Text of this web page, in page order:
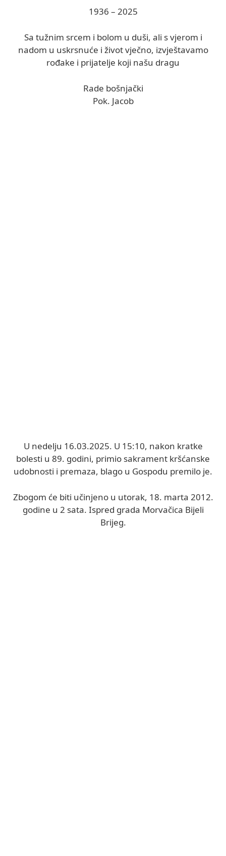
1936 – 2025
Sa tužnim srcem i bolom u duši, ali s vjerom i
nadom u uskrsnuće i život vječno, izvještavamo
rođake i prijatelje koji našu dragu
Rade bošnjački
Pok. Jacob
U nedelju 16.03.2025. U 15:10, nakon kratke
bolesti u 89. godini, primio sakrament kršćanske
udobnosti i premaza, blago u Gospodu premilo je.
Zbogom će biti učinjeno u utorak, 18. marta 2012.
godine u 2 sata. Ispred grada Morvačica Bijeli
Brijeg.